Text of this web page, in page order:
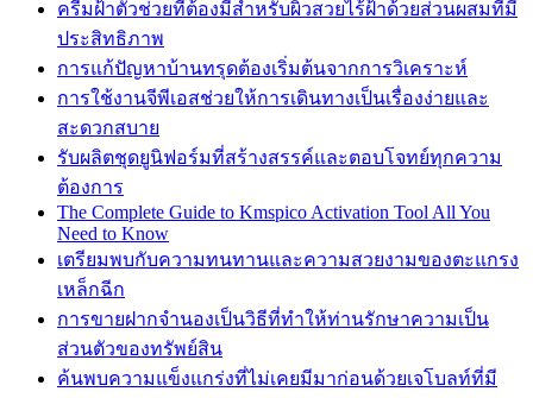
ครีมฝ้าตัวช่วยที่ต้องมีสำหรับผิวสวยไร้ฝ้าด้วยส่วนผสมที่มี
ประสิทธิภาพ
การแก้ปัญหาบ้านทรุดต้องเริ่มต้นจากการวิเคราะห์
การใช้งานจีพีเอสช่วยให้การเดินทางเป็นเรื่องง่ายและ
สะดวกสบาย
รับผลิตชุดยูนิฟอร์มที่สร้างสรรค์และตอบโจทย์ทุกความ
ต้องการ
The Complete Guide to Kmspico Activation Tool All You
Need to Know
เตรียมพบกับความทนทานและความสวยงามของตะแกรง
เหล็กฉีก
การขายฝากจำนองเป็นวิธีที่ทำให้ท่านรักษาความเป็น
ส่วนตัวของทรัพย์สิน
ค้นพบความแข็งแกร่งที่ไม่เคยมีมาก่อนด้วยเจโบลท์ที่มี